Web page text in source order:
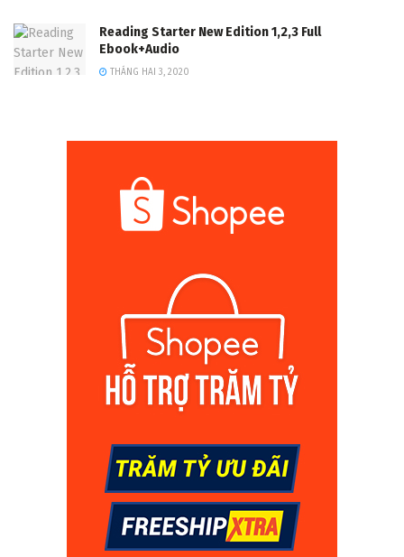
Reading Starter New Edition 1,2,3 Full
Ebook+Audio
THÁNG HAI 3, 2020